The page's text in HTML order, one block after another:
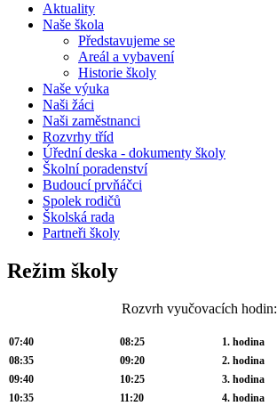
Aktuality
Naše škola
Představujeme se
Areál a vybavení
Historie školy
Naše výuka
Naši žáci
Naši zaměstnanci
Rozvrhy tříd
Úřední deska - dokumenty školy
Školní poradenství
Budoucí prvňáčci
Spolek rodičů
Školská rada
Partneři školy
Režim školy
Rozvrh vyučovacích hodin:
07:40 08:25
1. hodina
08:35
09:20
2. hodina
09:40
10:25
3. hodina
10:35
11:20
4. hodina